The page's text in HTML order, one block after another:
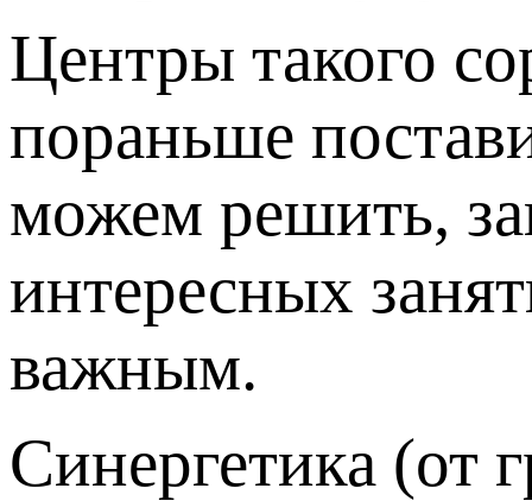
Центры такого
пораньше
можем решить,
интересных
важным.
Синергетика (от